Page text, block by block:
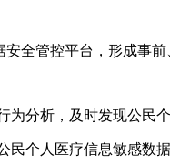
全管控平台，形成事前
为分析，及时发现公民
民个人医疗信息敏感数